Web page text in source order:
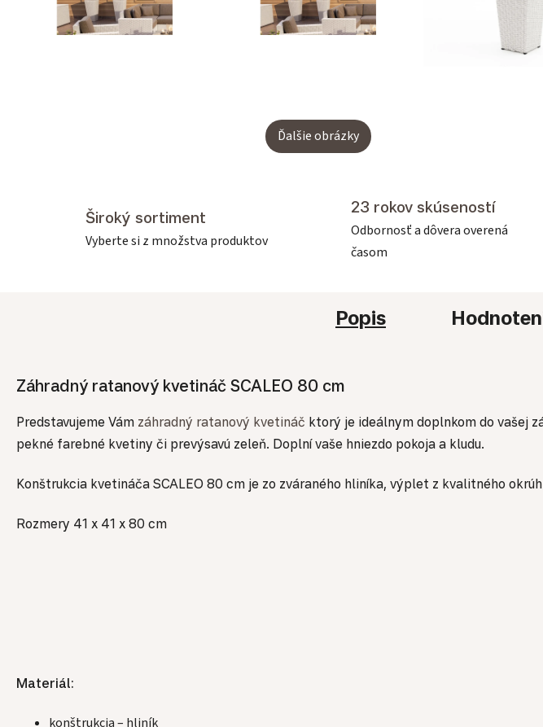
Ďalšie obrázky
Široký sortiment
Vyberte si z množstva produktov
23 rokov skúseností
Odbornosť a dôvera overená
časom
Popis
Záhradný ratanový kvetináč SCALEO 80 cm
Predstavujeme Vám záhradný ratanový kvetináč ktorý je ideálnym doplnkom do vašej
pekné farebné kvetiny či prevýsavú zeleň. Doplní vaše hniezdo pokoja a kludu.
Konštrukcia kvetináča SCALEO 80 cm je zo zváraného hliníka, výplet z kvalitného
Rozmery 41 x 41 x 80 cm
Materiál:
konštrukcia – hliník